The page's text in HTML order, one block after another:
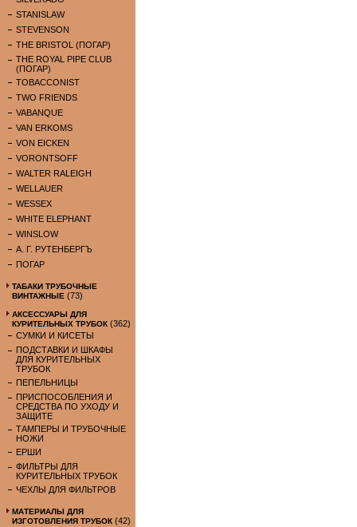
STANISLAW
STEVENSON
THE BRISTOL (ПОГАР)
THE ROYAL PIPE CLUB
(ПОГАР)
TOBACCONIST
TWO FRIENDS
VABANQUE
VAN ERKOMS
VON EICKEN
VORONTSOFF
WALTER RALEIGH
WELLAUER
WESSEX
WHITE ELEPHANT
WINSLOW
А. Г. РУТЕНБЕРГЪ
ПОГАР
ТАБАКИ ТРУБОЧНЫЕ
ВИНТАЖНЫЕ (73)
АКСЕССУАРЫ ДЛЯ
КУРИТЕЛЬНЫХ ТРУБОК (362)
СУМКИ И КИСЕТЫ
ПОДСТАВКИ И ШКАФЫ
ДЛЯ КУРИТЕЛЬНЫХ
ТРУБОК
ПЕПЕЛЬНИЦЫ
ПРИСПОСОБЛЕНИЯ И
СРЕДСТВА ПО УХОДУ И
ЗАЩИТЕ
ТАМПЕРЫ И ТРУБОЧНЫЕ
НОЖИ
ЕРШИ
ФИЛЬТРЫ ДЛЯ
КУРИТЕЛЬНЫХ ТРУБОК
ЧЕХЛЫ ДЛЯ ФИЛЬТРОВ
МАТЕРИАЛЫ ДЛЯ
ИЗГОТОВЛЕНИЯ ТРУБОК (42)